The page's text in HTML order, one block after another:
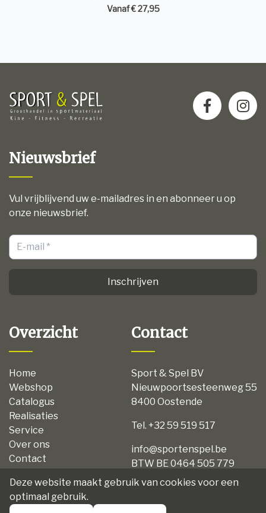
Vanaf € 27,95
Nieuwsbrief
Vul vrijblijvend uw e-mailadres in en abonneer u op
onze nieuwsbrief.
Inschrijven
Overzicht
Home
Webshop
Catalogus
Realisaties
Service
Over ons
Contact
Disclaimer
Algemene voorwaarden
Contact
Sport & Spel BV
Nieuwpoortsesteenweg 55
8400 Oostende
Tel. +32 59 519 517
info@sportenspel.be
BTW BE 0464 505 779
Deze website maakt gebruik van cookies voor een
optimaal gebruik.